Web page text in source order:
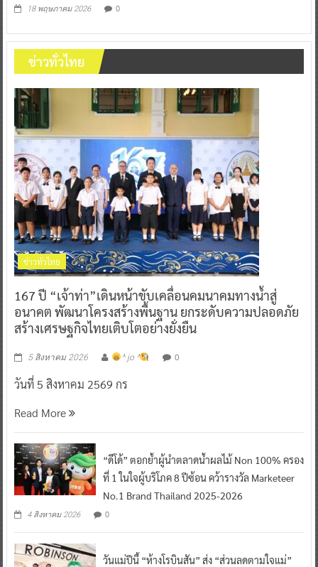
18 พฤษภาคม 2026 0
ข่าวทั่วไทย
ข่าวทั่วไทย
167 ปี “เจ้าท่า”เดินหน้าขับเคลื่อนคมนาคมทางน้ำสู่
อนาคต พัฒนาโครงสร้างพื้นฐาน ยกระดับความปลอดภัย
สร้างเศรษฐกิจไทยเติบโตอย่างยั่งยืน
5 สิงหาคม 2026 ^ jo ^ 0
วันที่ 5 สิงหาคม 2569 กร
Read More
“ดีโด้” ตอกย้ำผู้นำตลาดน้ำผลไม้ Non 100% ครอง
ที่ 1 ในใจผู้บริโภค 8 ปีซ้อน คว้ารางวัล Marketeer
No.1 Brand Thailand 2025-2026
4 สิงหาคม 2026 0
วันแม่ปีนี้ “ห้างโรบินสัน” ส่ง “ส่วนลดตามใจแม่”